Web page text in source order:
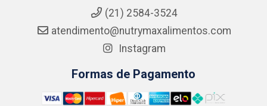
(21) 2584-3524
atendimento@nutrymaxalimentos.com
Instagram
Formas de Pagamento